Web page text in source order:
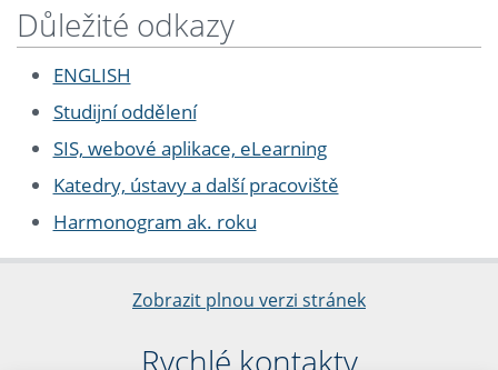
Důležité odkazy
ENGLISH
Studijní oddělení
SIS, webové aplikace, eLearning
Katedry, ústavy a další pracoviště
Harmonogram ak. roku
Zobrazit plnou verzi stránek
Rychlé kontakty